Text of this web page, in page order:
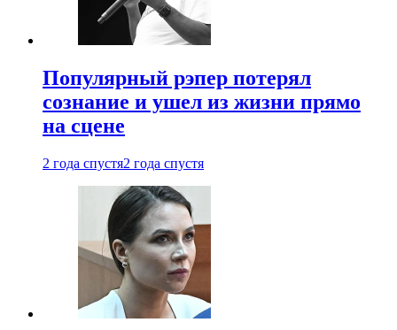
Популярный рэпер потерял
сознание и ушел из жизни прямо
на сцене
2 года спустя2 года спустя